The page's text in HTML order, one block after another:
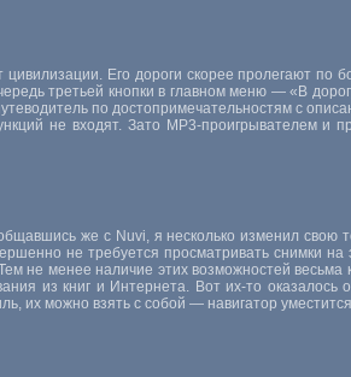
Его дороги скорее пролегают по
третьей кнопки в главном меню — «В
по достопримечательностям с
не входят. Зато MP3-проигрывателем и
же с Nuvi, я несколько изменил свою
не требуется просматривать снимки
не менее наличие этих возможностей весьма
из книг и Интернета. Вот их-то оказалось
их можно взять с собой — навигатор